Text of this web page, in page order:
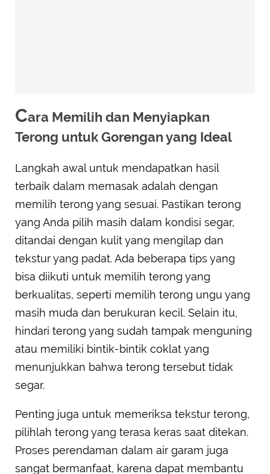
Cara Memilih dan Menyiapkan
Terong untuk Gorengan yang Ideal
Langkah awal untuk mendapatkan hasil
terbaik dalam memasak adalah dengan
memilih terong yang sesuai. Pastikan terong
yang Anda pilih masih dalam kondisi segar,
ditandai dengan kulit yang mengilap dan
tekstur yang padat. Ada beberapa tips yang
bisa diikuti untuk memilih terong yang
berkualitas, seperti memilih terong ungu yang
masih muda dan berukuran kecil. Selain itu,
hindari terong yang sudah tampak menguning
atau memiliki bintik-bintik coklat yang
menunjukkan bahwa terong tersebut tidak
segar.
Penting juga untuk memeriksa tekstur terong,
pilihlah terong yang terasa keras saat ditekan.
Proses perendaman dalam air garam juga
sangat bermanfaat, karena dapat membantu